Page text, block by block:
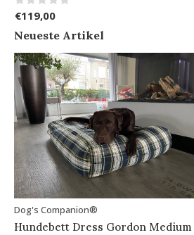
€119,00
Neueste Artikel
Dog's Companion®
Hundebett Dress Gordon Medium